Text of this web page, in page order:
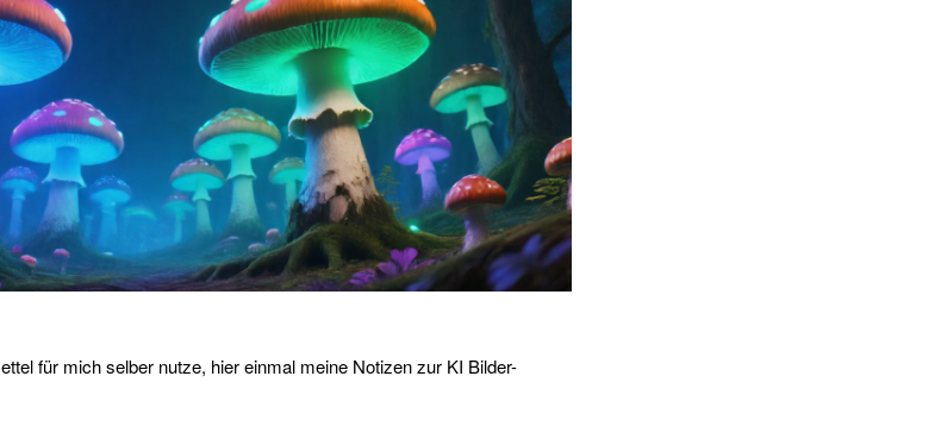
für mich selber nutze, hier einmal meine Notizen zur KI Bilder-